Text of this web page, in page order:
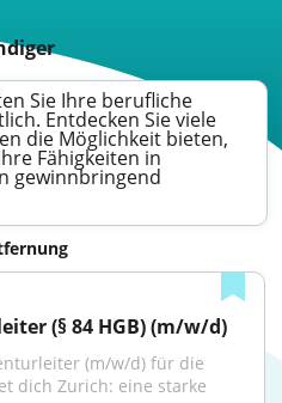
Sie Ihre berufliche
Entdecken Sie viele
die Möglichkeit bieten,
Fähigkeiten in
gewinnbringend
(§ 84 HGB) (m/w/d)
(m/w/d) für die
dich Zurich: eine starke